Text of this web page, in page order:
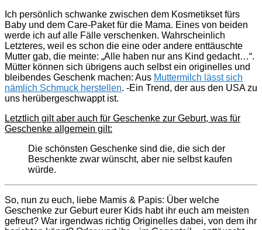
Ich persönlich schwanke zwischen dem Kosmetikset fürs
Baby und dem Care-Paket für die Mama. Eines von beiden
werde ich auf alle Fälle verschenken. Wahrscheinlich
Letzteres, weil es schon die eine oder andere enttäuschte
Mutter gab, die meinte: „Alle haben nur ans Kind gedacht…“.
Mütter können sich übrigens auch selbst ein originelles und
bleibendes Geschenk machen: Aus Muttermilch lässt sich
nämlich Schmuck herstellen. -Ein Trend, der aus den USA zu
uns herübergeschwappt ist.
Letztlich gilt aber auch für Geschenke zur Geburt, was für
Geschenke allgemein gilt:
Die schönsten Geschenke sind die, die sich der
Beschenkte zwar wünscht, aber nie selbst kaufen
würde.
So, nun zu euch, liebe Mamis & Papis: Über welche
Geschenke zur Geburt eurer Kids habt ihr euch am meisten
gefreut? War irgendwas richtig Originelles dabei, von dem ihr